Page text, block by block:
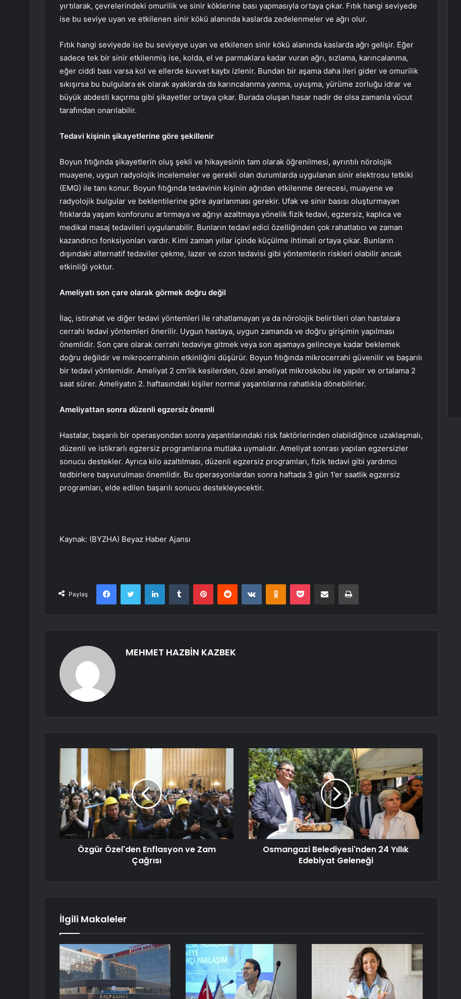
yırtılarak, çevrelerindeki omurilik ve sinir köklerine bası yapmasıyla ortaya çıkar. Fıtık hangi seviyede
ise bu seviye uyan ve etkilenen sinir kökü alanında kaslarda zedelenmeler ve ağrı olur.
Fıtık hangi seviyede ise bu seviyeye uyan ve etkilenen sinir kökü alanında kaslarda ağrı gelişir. Eğer
sadece tek bir sinir etkilenmiş ise, kolda, el ve parmaklara kadar vuran ağrı, sızlama, karıncalanma,
eğer ciddi bası varsa kol ve ellerde kuvvet kaybı izlenir. Bundan bir aşama daha ileri gider ve omurilik
sıkışırsa bu bulgulara ek olarak ayaklarda da karıncalanma yanma, uyuşma, yürüme zorluğu idrar ve
büyük abdesti kaçırma gibi şikayetler ortaya çıkar. Burada oluşan hasar nadir de olsa zamanla vücut
tarafından onarılabilir.
Tedavi kişinin şikayetlerine göre şekillenir
Boyun fıtığında şikayetlerin oluş şekli ve hikayesinin tam olarak öğrenilmesi, ayrıntılı nörolojik
muayene, uygun radyolojik incelemeler ve gerekli olan durumlarda uygulanan sinir elektrosu tetkiki
(EMG) ile tanı konur. Boyun fıtığında tedavinin kişinin ağrıdan etkilenme derecesi, muayene ve
radyolojik bulgular ve beklentilerine göre ayarlanması gerekir. Ufak ve sinir basısı oluşturmayan
fıtıklarda yaşam konforunu artırmaya ve ağrıyı azaltmaya yönelik fizik tedavi, egzersiz, kaplıca ve
medikal masaj tedavileri uygulanabilir. Bunların tedavi edici özelliğinden çok rahatlatıcı ve zaman
kazandırıcı fonksiyonları vardır. Kimi zaman yıllar içinde küçülme ihtimali ortaya çıkar. Bunların
dışındaki alternatif tedaviler çekme, lazer ve ozon tedavisi gibi yöntemlerin riskleri olabilir ancak
etkinliği yoktur.
Ameliyatı son çare olarak görmek doğru değil
İlaç, istirahat ve diğer tedavi yöntemleri ile rahatlamayan ya da nörolojik belirtileri olan hastalara
cerrahi tedavi yöntemleri önerilir. Uygun hastaya, uygun zamanda ve doğru girişimin yapılması
önemlidir. Son çare olarak cerrahi tedaviye gitmek veya son aşamaya gelinceye kadar beklemek
doğru değildir ve mikrocerrahinin etkinliğini düşürür. Boyun fıtığında mikrocerrahi güvenilir ve başarılı
bir tedavi yöntemidir. Ameliyat 2 cm’lik kesilerden, özel ameliyat mikroskobu ile yapılır ve ortalama 2
saat sürer. Ameliyatın 2. haftasındaki kişiler normal yaşantılarına rahatlıkla dönebilirler.
Ameliyattan sonra düzenli egzersiz önemli
Hastalar, başarılı bir operasyondan sonra yaşantılarındaki risk faktörlerinden olabildiğince uzaklaşmalı,
düzenli ve istikrarlı egzersiz programlarına mutlaka uymalıdır. Ameliyat sonrası yapılan egzersizler
sonucu destekler. Ayrıca kilo azaltılması, düzenli egzersiz programları, fizik tedavi gibi yardımcı
tedbirlere başvurulması önemlidir. Bu operasyonlardan sonra haftada 3 gün 1’er saatlik egzersiz
programları, elde edilen başarılı sonucu destekleyecektir.
Kaynak: (BYZHA) Beyaz Haber Ajansı
Paylaş
FacebookTwitter LinkedInTumblr PinterestReddit VKontakteOdnoklassniki
Pocket E-Posta ile paylaş Yazdır
MEHMET HAZBİN KAZBEK
Özgür Özel'den Enflasyon ve Zam
Çağrısı
Osmangazi Belediyesi'nden 24 Yıllık
Edebiyat Geleneği
İlgili Makaleler